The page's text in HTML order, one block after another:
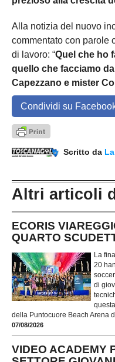
Alla notizia del nuovo
commentato con parole
di lavoro: “Quel che ho
quello che facciamo
Capezzano e mister
Condividi su
Scritto da
Altri articoli
ECORIS
QUARTO
La
20
di
della Puntocuore Beach Arena
07/08/2026
VIDEO ACADEMY